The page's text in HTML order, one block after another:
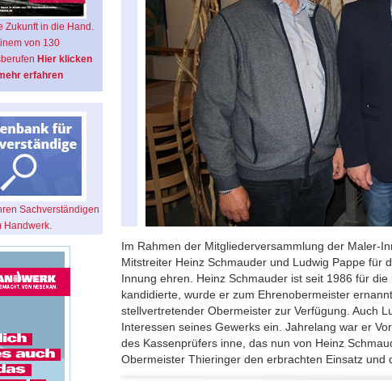
Im Rahmen der Mitgliederversammlung der Maler-
Mitstreiter Heinz Schmauder und Ludwig Pappe für
Innung ehren. Heinz Schmauder ist seit 1986 für
kandidierte, wurde er zum Ehrenobermeister
stellvertretender Obermeister zur Verfügung. Auch
Interessen seines Gewerks ein. Jahrelang war er
des Kassenprüfers inne, das nun von Heinz
Obermeister Thieringer den erbrachten Einsatz und
Zukunft in die Hand.
von 130
Hier klicken
erfahren
Sachverständigen
Handwerk.